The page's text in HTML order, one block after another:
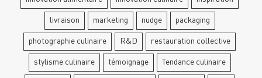
livraison marketing nudge packaging
photographie culinaire R&D restauration collective
stylisme culinaire témoignage Tendance culinaire